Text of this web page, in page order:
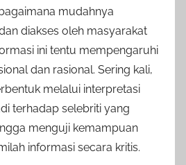
mudahnya
diakses oleh masyarakat
ini tentu mempengaruhi
dan rasional. Sering kali,
melalui interpretasi
terhadap selebriti yang
menguji kemampuan
informasi secara kritis.